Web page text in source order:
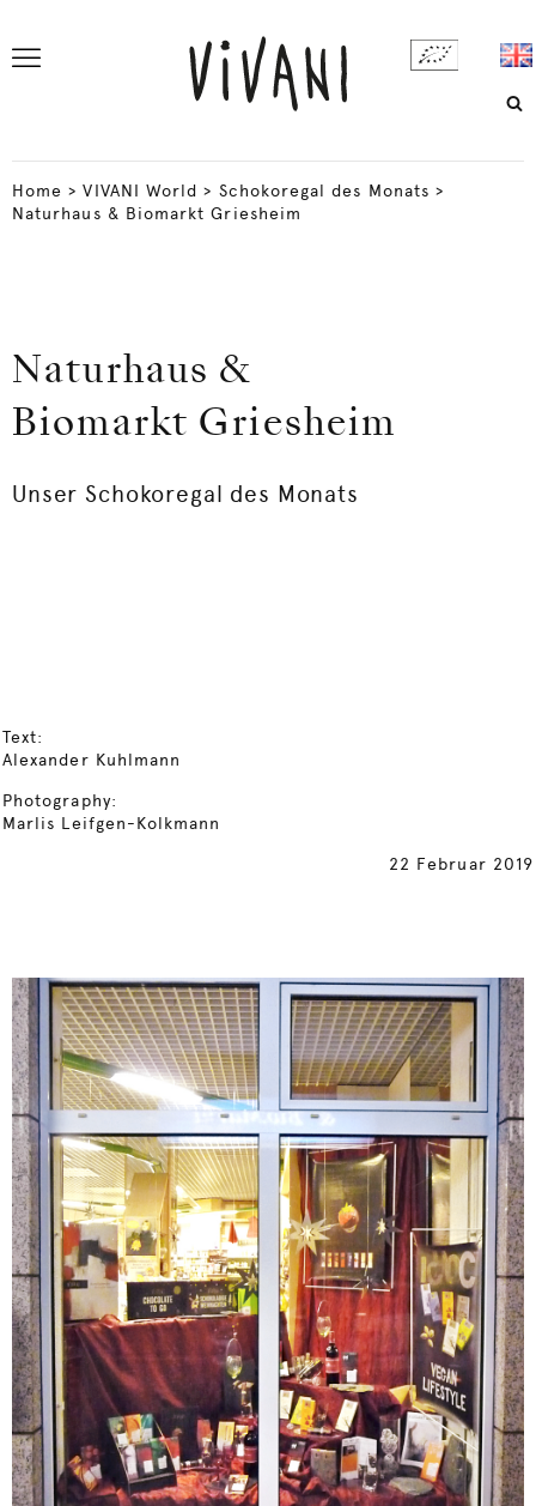
Home >VIVANI World > Schokoregal des Monats >
Naturhaus & Biomarkt Griesheim
Naturhaus &
Biomarkt Griesheim
Unser Schokoregal des Monats
Text:
Alexander Kuhlmann
Photography:
Marlis Leifgen-Kolkmann
22 Februar 2019